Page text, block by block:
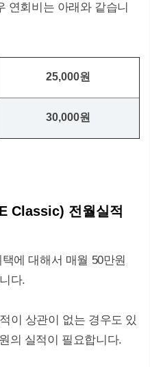
연회비는 아래와 같습니
25,000원
30,000원
Classic) 전월실적
에 대해서 매월 50만원
다.
이 상관이 없는 경우도 있
의 실적이 필요합니다.